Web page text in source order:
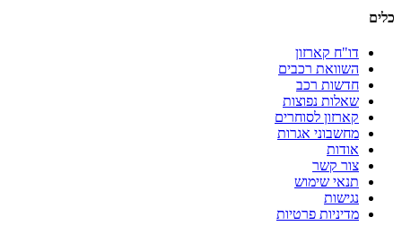
כלים
דו"ח קארזון
השוואת רכבים
חדשות רכב
שאלות נפוצות
קארזון לסוחרים
מחשבוני אגרות
אודות
צור קשר
תנאי שימוש
נגישות
מדיניות פרטיות